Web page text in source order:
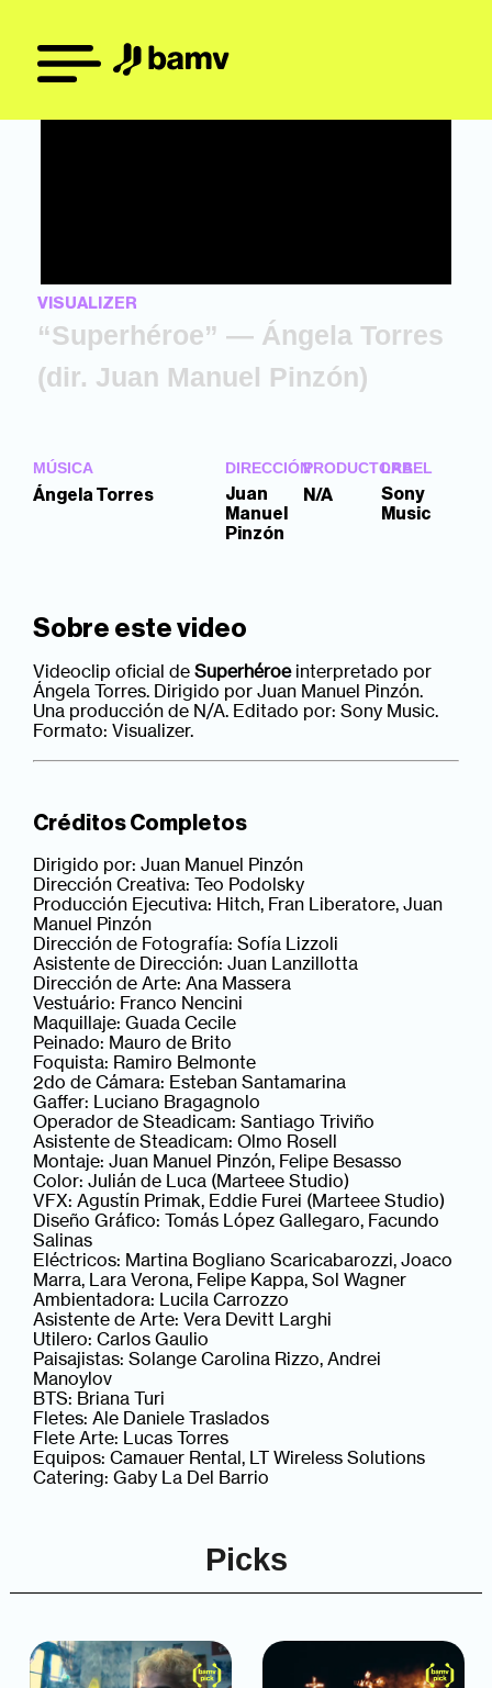
VISUALIZER
“Superhéroe” — Ángela Torres
(dir. Juan Manuel Pinzón)
MÚSICA
Ángela Torres
DIRECCIÓN
Juan
Manuel
Pinzón
PRODUCTORA
N/A
LABEL
Sony
Music
Sobre este video
Videoclip oficial deSuperhéroeinterpretado por
Ángela Torres. Dirigido por Juan Manuel Pinzón.
Una producción de N/A. Editado por: Sony Music.
Formato: Visualizer.
Créditos Completos
Dirigido por: Juan Manuel Pinzón
Dirección Creativa: Teo Podolsky
Producción Ejecutiva: Hitch, Fran Liberatore, Juan
Manuel Pinzón
Dirección de Fotografía: Sofía Lizzoli
Asistente de Dirección: Juan Lanzillotta
Dirección de Arte: Ana Massera
Vestuário: Franco Nencini
Maquillaje: Guada Cecile
Peinado: Mauro de Brito
Foquista: Ramiro Belmonte
2do de Cámara: Esteban Santamarina
Gaffer: Luciano Bragagnolo
Operador de Steadicam: Santiago Triviño
Asistente de Steadicam: Olmo Rosell
Montaje: Juan Manuel Pinzón, Felipe Besasso
Color: Julián de Luca (Marteee Studio)
VFX: Agustín Primak, Eddie Furei (Marteee Studio)
Diseño Gráfico: Tomás López Gallegaro, Facundo
Salinas
Eléctricos: Martina Bogliano Scaricabarozzi, Joaco
Marra, Lara Verona, Felipe Kappa, Sol Wagner
Ambientadora: Lucila Carrozzo
Asistente de Arte: Vera Devitt Larghi
Utilero: Carlos Gaulio
Paisajistas: Solange Carolina Rizzo, Andrei
Manoylov
BTS: Briana Turi
Fletes: Ale Daniele Traslados
Flete Arte: Lucas Torres
Equipos: Camauer Rental, LT Wireless Solutions
Catering: Gaby La Del Barrio
Picks